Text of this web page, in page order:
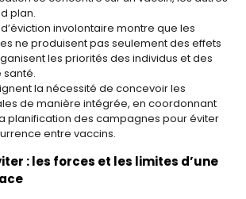
plan.
involontaire montre que les
ne produisent pas seulement des effets
les priorités des individus et des
de santé.
la nécessité de concevoir les
de manière intégrée, en coordonnant
planification des campagnes pour éviter
entre vaccins.
: les forces et les limites d’une